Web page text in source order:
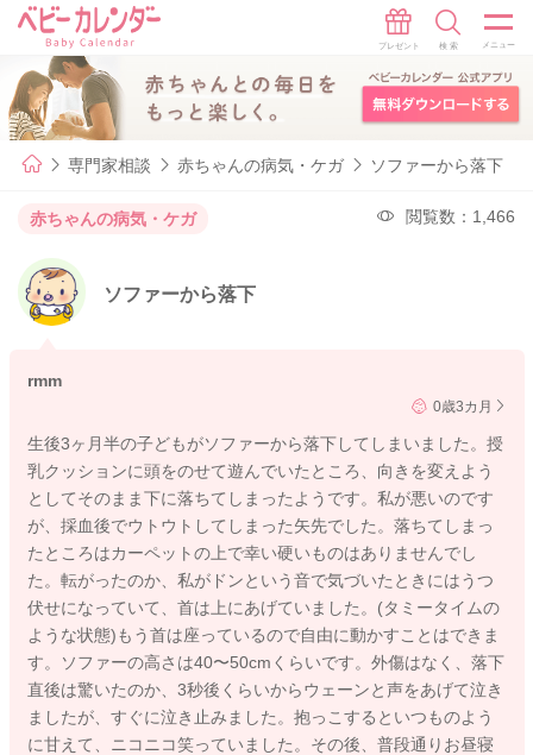
専門家相談 赤ちゃんの病気・ケガ ソファーから落下
赤ちゃんの病気・ケガ 閲覧数：1,466
ソファーから落下
rmm
0歳3カ月
生後3ヶ月半の子どもがソファーから落下してしまいました。授
乳クッションに頭をのせて遊んでいたところ、向きを変えよう
としてそのまま下に落ちてしまったようです。私が悪いのです
が、採血後でウトウトしてしまった矢先でした。落ちてしまっ
たところはカーペットの上で幸い硬いものはありませんでし
た。転がったのか、私がドンという音で気づいたときにはうつ
伏せになっていて、首は上にあげていました。(タミータイムの
ような状態)もう首は座っているので自由に動かすことはできま
す。ソファーの高さは40〜50cmくらいです。外傷はなく、落下
直後は驚いたのか、3秒後くらいからウェーンと声をあげて泣き
ましたが、すぐに泣き止みました。抱っこするといつものよう
に甘えて、ニコニコ笑っていました。その後、普段通りお昼寝